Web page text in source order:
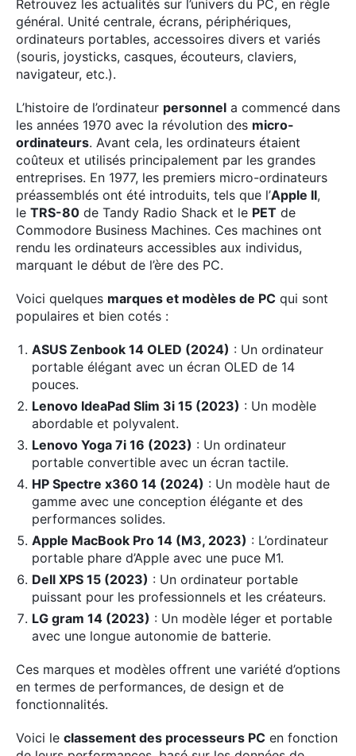
Retrouvez les actualités sur l’univers du PC, en règle
général. Unité centrale, écrans, périphériques,
ordinateurs portables, accessoires divers et variés
(souris, joysticks, casques, écouteurs, claviers,
navigateur, etc.).
L’histoire de l’ordinateur personnel a commencé dans
les années 1970 avec la révolution des micro-
ordinateurs. Avant cela, les ordinateurs étaient
coûteux et utilisés principalement par les grandes
entreprises. En 1977, les premiers micro-ordinateurs
préassemblés ont été introduits, tels que l’Apple II,
le TRS-80 de Tandy Radio Shack et le PET de
Commodore Business Machines. Ces machines ont
rendu les ordinateurs accessibles aux individus,
marquant le début de l’ère des PC.
Voici quelques marques et modèles de PC qui sont
populaires et bien cotés :
ASUS Zenbook 14 OLED (2024) : Un ordinateur
portable élégant avec un écran OLED de 14
pouces.
Lenovo IdeaPad Slim 3i 15 (2023) : Un modèle
abordable et polyvalent.
Lenovo Yoga 7i 16 (2023) : Un ordinateur
portable convertible avec un écran tactile.
HP Spectre x360 14 (2024) : Un modèle haut de
gamme avec une conception élégante et des
performances solides.
Apple MacBook Pro 14 (M3, 2023) : L’ordinateur
portable phare d’Apple avec une puce M1.
Dell XPS 15 (2023) : Un ordinateur portable
puissant pour les professionnels et les créateurs.
LG gram 14 (2023) : Un modèle léger et portable
avec une longue autonomie de batterie.
Ces marques et modèles offrent une variété d’options
en termes de performances, de design et de
fonctionnalités.
Voici le classement des processeurs PC en fonction